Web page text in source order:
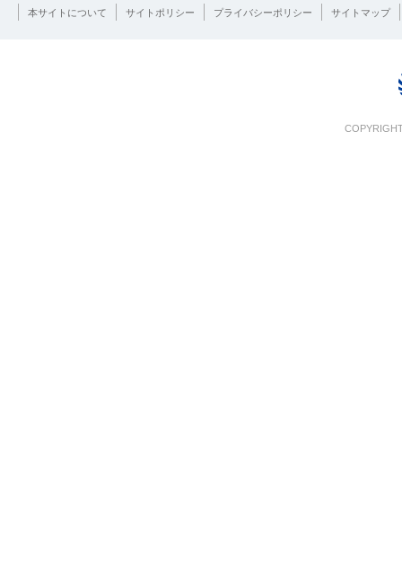
本サイトについて サイトポリシー プライバシーポリシー サイトマップ